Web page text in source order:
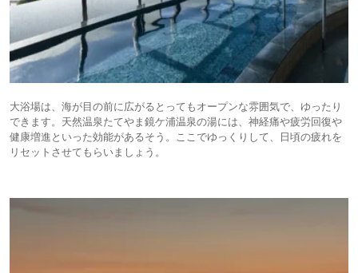
大浴場は、海が目の前に広がるとってもオープンな雰囲気で、ゆったり
できます。天然温泉たてやま鏡ケ浦温泉の湯には、神経痛や疲労回復や
健康増進といった効能があるそう。ここでゆっくりして、日頃の疲れを
リセットさせてもらいましょう。